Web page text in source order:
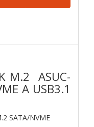
M.2 ASUC-
A USB3.1
SATA/NVME